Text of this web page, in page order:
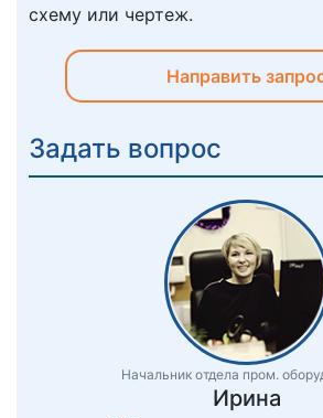
схему или чертеж.
Направить
Задать вопрос
Начальник отдела пром.
Ирина